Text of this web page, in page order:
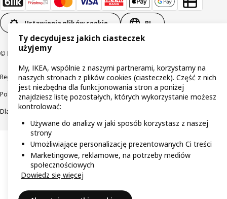
Ustawienia plików cookie PL
© Inter IKEA Systems B.V 1999-2026
RegulaminyPolityka prywatnościWycofane produkty
Polityka odpowiedzialnego ujawniania informacji
Dla akcjonariuszy IKEA Distribution
Ty decydujesz jakich ciasteczek
użyjemy
My, IKEA, wspólnie z naszymi partnerami, korzystamy na
naszych stronach z plików cookies (ciasteczek). Część z nich
jest niezbędna dla funkcjonowania stron a poniżej
znajdziesz listę pozostałych, których wykorzystanie możesz
kontrolować:
Używane do analizy w jaki sposób korzystasz z naszej
strony
Umożliwiające personalizację prezentowanych Ci treści
Marketingowe, reklamowe, na potrzeby mediów
społecznościowych
Dowiedz się więcej